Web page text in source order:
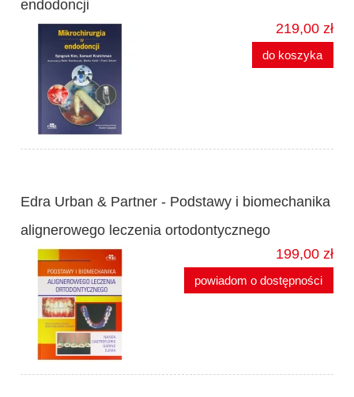
endodoncji
219,00 zł
do koszyka
Edra Urban & Partner - Podstawy i biomechanika
alignerowego leczenia ortodontycznego
199,00 zł
powiadom o dostępności